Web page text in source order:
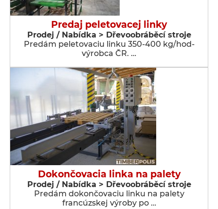
Predaj peletovacej linky
Prodej / Nabídka > Dřevoobráběcí stroje
Predám peletovaciu linku 350-400 kg/hod-
výrobca ČR. …
Dokončovacia linka na palety
Prodej / Nabídka > Dřevoobráběcí stroje
Predám dokončovaciu linku na palety
francúzskej výroby po …